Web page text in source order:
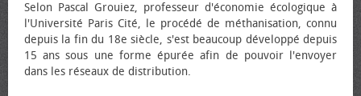
Selon Pascal Grouiez, professeur d'économie écologique à
l'Université Paris Cité, le procédé de méthanisation, connu
depuis la fin du 18e siècle, s'est beaucoup développé depuis
15 ans sous une forme épurée afin de pouvoir l'envoyer
dans les réseaux de distribution.